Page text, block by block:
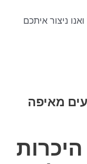
ניצור איתכם
מאיפה